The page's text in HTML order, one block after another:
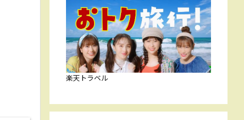
楽天トラベル